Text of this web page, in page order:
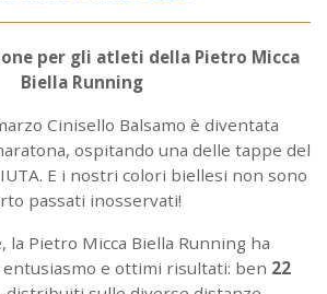
per gli atleti della Pietro Micca
Biella Running
Cinisello Balsamo è diventata
ospitando una delle tappe del
E i nostri colori biellesi non sono
passati inosservati!
la Pietro Micca Biella Running ha
e ottimi risultati: ben 22